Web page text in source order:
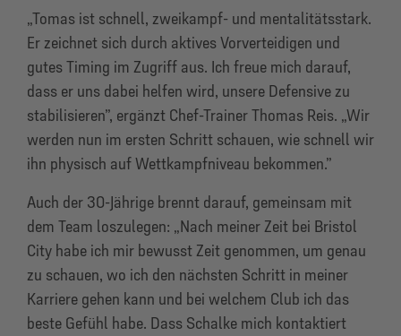
„Tomas ist schnell, zweikampf- und mentalitätsstark.
Er zeichnet sich durch aktives Vorverteidigen und
gutes Timing im Zugriff aus. Ich freue mich darauf,
dass er uns dabei helfen wird, unsere Defensive zu
stabilisieren”, ergänzt Chef-Trainer Thomas Reis. „Wir
werden nun im ersten Schritt schauen, wie schnell wir
ihn physisch auf Wettkampfniveau bekommen.”
Auch der 30-Jährige brennt darauf, gemeinsam mit
dem Team loszulegen: „Nach meiner Zeit bei Bristol
City habe ich mir bewusst Zeit genommen, um genau
zu schauen, wo ich den nächsten Schritt in meiner
Karriere gehen kann und bei welchem Club ich das
beste Gefühl habe. Dass Schalke mich kontaktiert